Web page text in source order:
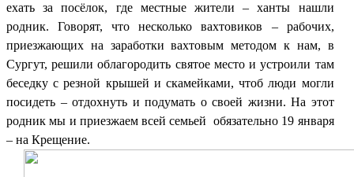
ехать за посёлок, где местные жители – ханты нашли
родник. Говорят, что несколько вахтовиков – рабочих,
приезжающих на заработки вахтовым методом к нам, в
Сургут, решили облагородить святое место и устроили там
беседку с резной крышей и скамейками, чтоб люди могли
посидеть – отдохнуть и подумать о своей жизни. На этот
родник мы и приезжаем всей семьей обязательно 19 января
– на Крещение.